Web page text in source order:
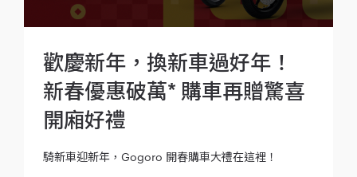
歡慶新年，換新車過好年！
新春優惠破萬* 購車再贈驚喜
開廂好禮
騎新車迎新年，Gogoro 開春購車大禮在這裡！